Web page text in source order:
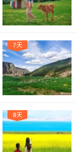
7天
8天